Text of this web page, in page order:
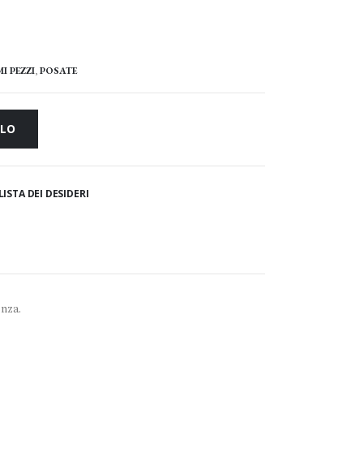
PEZZI,POSATE
DEI DESIDERI